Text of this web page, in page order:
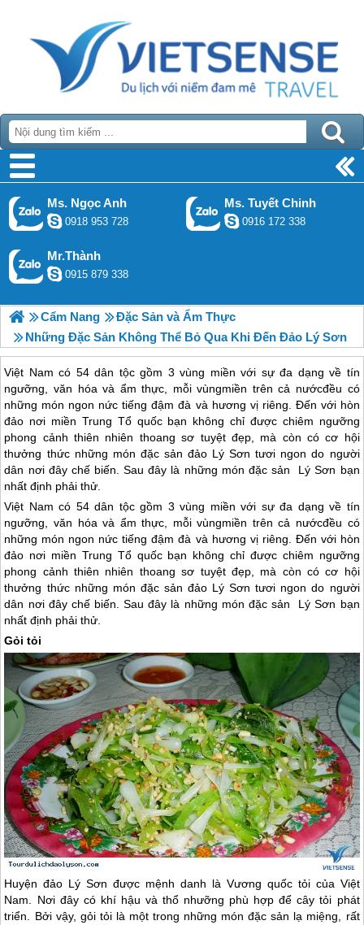
Ms. Ngọc Anh
0918 953 728
Ms. Tuyết Chinh
0916 172 338
Mr.Thành
0915 879 338
Cẩm Nang
Đặc Sản và Ẩm Thực
Những Đặc Sản Không Thể Bỏ Qua Khi Đến Đảo Lý Sơn
Việt Nam có 54 dân tộc gồm 3 vùng miền với sự đa dạng về tín
ngưỡng, văn hóa và ẩm thực, mỗi vùngmiền trên cả nướcđều có
những món ngon nức tiếng đậm đà và hương vị riêng. Đến với hòn
đảo nơi miền Trung Tổ quốc bạn không chỉ được chiêm ngưỡng
phong cảnh thiên nhiên thoang sơ tuyệt đẹp, mà còn có cơ hội
thưởng thức những món đặc sản đảo Lý Sơn tươi ngon do người
dân nơi đây chế biến. Sau đây là những món đặc sản Lý Sơn bạn
nhất định phải thử.
Việt Nam có 54 dân tộc gồm 3 vùng miền với sự đa dạng về tín
ngưỡng, văn hóa và ẩm thực, mỗi vùngmiền trên cả nướcđều có
những món ngon nức tiếng đậm đà và hương vị riêng. Đến với hòn
đảo nơi miền Trung Tổ quốc bạn không chỉ được chiêm ngưỡng
phong cảnh thiên nhiên thoang sơ tuyệt đẹp, mà còn có cơ hội
thưởng thức những món đặc sản đảo Lý Sơn tươi ngon do người
dân nơi đây chế biến. Sau đây là những món đặc sản Lý Sơn bạn
nhất định phải thử.
Gỏi tỏi
Huyệnđảo Lý Sơn được mệnh danh là Vương quốc tỏi của Việt
Nam. Nơi đây có khí hậu và thổ nhưỡng phù hợp để cây tỏi phát
triển. Bởi vậy, gỏi tỏi là một trong những món đặc sản lạ miệng, rất